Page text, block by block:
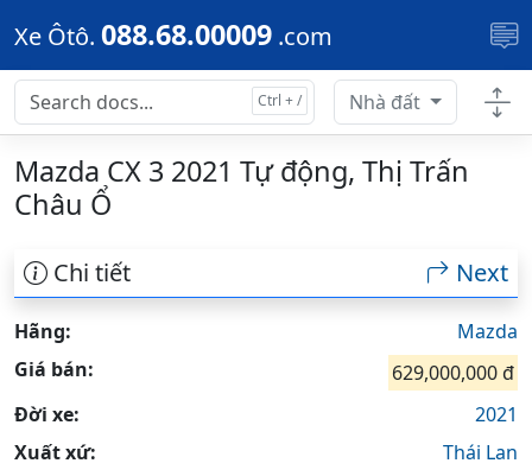
Skip to main content
Xe Ôtô. 088.68.00009 .com
Nhà đất
Mazda CX 3 2021 Tự động, Thị Trấn
Châu Ổ
Chi tiết Next
Hãng:
Mazda
Giá bán:
629,000,000 đ
Đời xe:
2021
Xuất xứ:
Thái Lan